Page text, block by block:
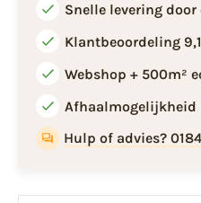
Snelle levering door
Klantbeoordeling 9,1
Webshop + 500m²
Afhaalmogelijkheid
Hulp of advies? 0184